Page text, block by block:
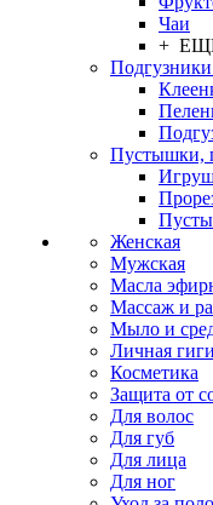
Чаи
+
Пустышки,
Женская
Мужская
Масла
Массаж и
Мыло и
Личная
Косметика
Защита от
Для волос
Для губ
Для лица
Для ног